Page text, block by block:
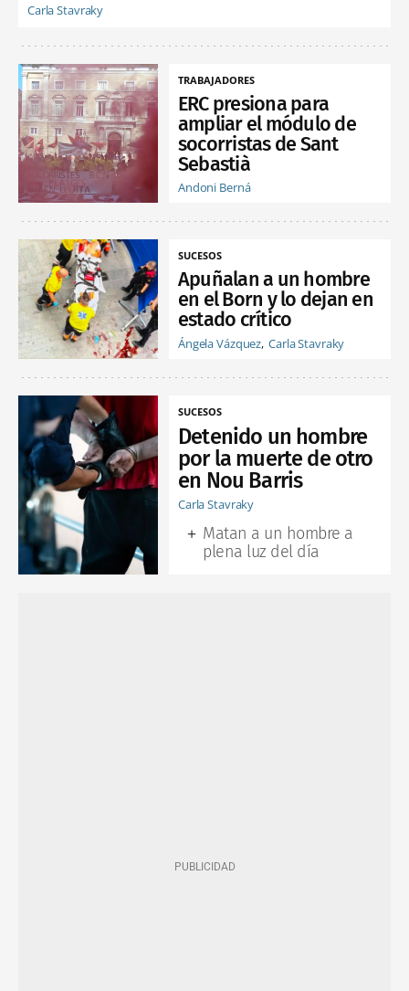
Carla Stavraky
TRABAJADORES
ERC presiona para
ampliar el módulo de
socorristas de Sant
Sebastià
Andoni Berná
SUCESOS
Apuñalan a un hombre
en el Born y lo dejan en
estado crítico
Ángela Vázquez Carla Stavraky
SUCESOS
Detenido un hombre
por la muerte de otro
en Nou Barris
Carla Stavraky
Matan a un hombre a
plena luz del día